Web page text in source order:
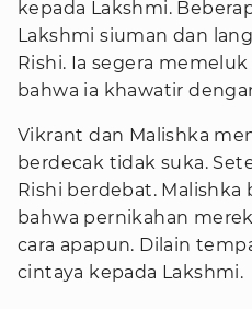
kepada Lakshmi.
Lakshmi siuman dan
Rishi. Ia segera
bahwa ia khawatir
Vikrant dan Malishka
berdecak tidak suka.
Rishi berdebat. Malishka
bahwa pernikahan
cara apapun. Dilain
cintaya kepada Lakshmi.